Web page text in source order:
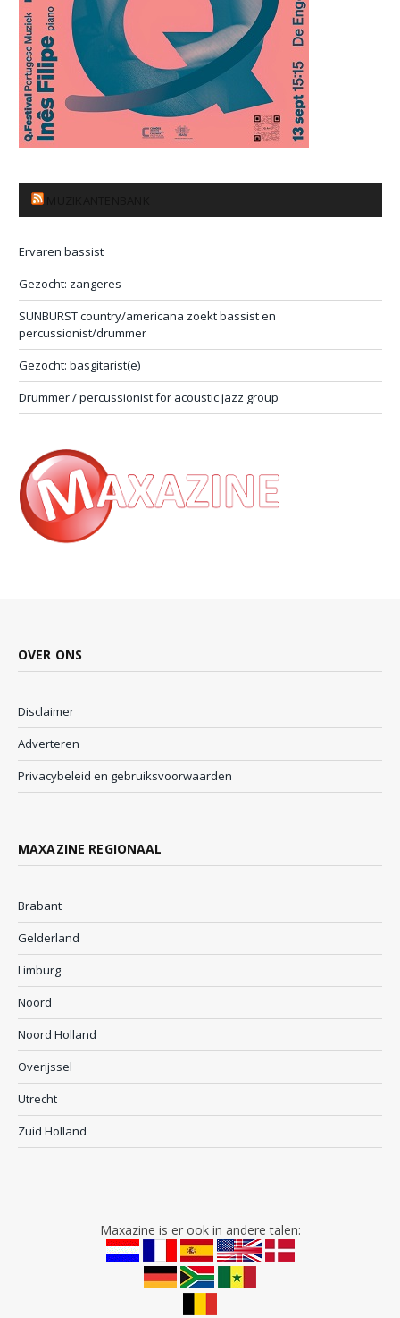
Ervaren bassist
Gezocht: zangeres
SUNBURST country/americana zoekt bassist en
percussionist/drummer
Gezocht: basgitarist(e)
Drummer / percussionist for acoustic jazz group
OVER ONS
Disclaimer
Adverteren
Privacybeleid en gebruiksvoorwaarden
MAXAZINE REGIONAAL
Brabant
Gelderland
Limburg
Noord
Noord Holland
Overijssel
Utrecht
Zuid Holland
Maxazine is er ook in andere talen: